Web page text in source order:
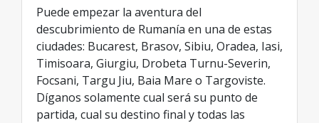
Puede empezar la aventura del
descubrimiento de Rumanía en una de estas
ciudades: Bucarest, Brasov, Sibiu, Oradea, Iasi,
Timisoara, Giurgiu, Drobeta Turnu-Severin,
Focsani, Targu Jiu, Baia Mare o Targoviste.
Díganos solamente cual será su punto de
partida, cual su destino final y todas las